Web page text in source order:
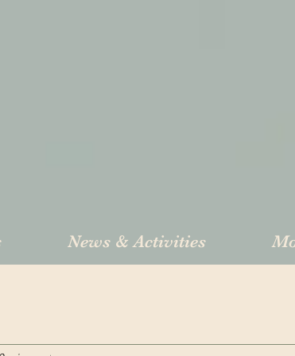
News & Activities